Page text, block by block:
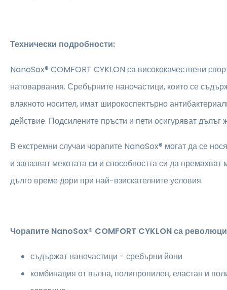
Технически подробности:
NanoSox® COMFORT CYKLON са висококачествени
натоварвания. Сребърните наночастици, които се
влакното носител, имат широкоспектърно
действие. Подсилените пръсти и пети осигуряват дълъг
В екстремни случаи чорапите NanoSox® могат да се
и запазват мекотата си и способността си да премахват
дълго време дори при най-взискателните условия.
Чорапите NanoSox® COMFORT CYKLON са
съдържат наночастици - сребърни йони
комбинация от вълна, полипропилен, еластан и